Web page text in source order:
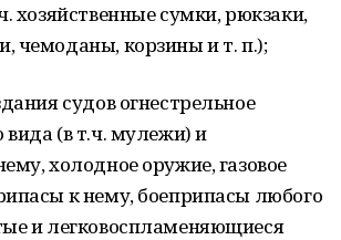
хозяйственные сумки, рюкзаки,
чемоданы, корзины и т. п.);
судов огнестрельное
(в т.ч. мулежи) и
холодное оружие, газовое
к нему, боеприпасы любого
и легковоспламеняющиеся